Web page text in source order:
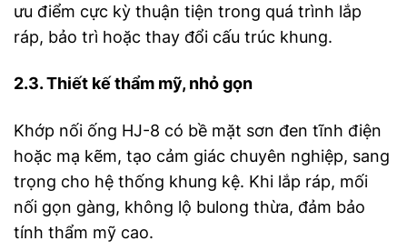
ưu điểm cực kỳ thuận tiện trong quá trình lắp
ráp, bảo trì hoặc thay đổi cấu trúc khung.
2.3. Thiết kế thẩm mỹ, nhỏ gọn
Khớp nối ống HJ-8 có bề mặt sơn đen tĩnh điện
hoặc mạ kẽm, tạo cảm giác chuyên nghiệp, sang
trọng cho hệ thống khung kệ. Khi lắp ráp, mối
nối gọn gàng, không lộ bulong thừa, đảm bảo
tính thẩm mỹ cao.